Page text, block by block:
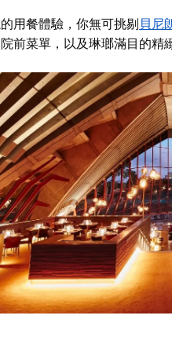
用餐體驗，你無可挑剔貝尼
前菜單，以及琳瑯滿目的精